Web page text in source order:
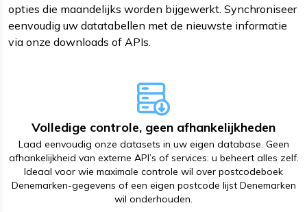
opties die maandelijks worden bijgewerkt. Synchroniseer
eenvoudig uw datatabellen met de nieuwste informatie
via onze downloads of APIs.
Volledige controle, geen afhankelijkheden
Laad eenvoudig onze datasets in uw eigen database. Geen
afhankelijkheid van externe API’s of services: u beheert alles zelf.
Ideaal voor wie maximale controle wil over postcodeboek
Denemarken-gegevens of een eigen postcode lijst Denemarken
wil onderhouden.